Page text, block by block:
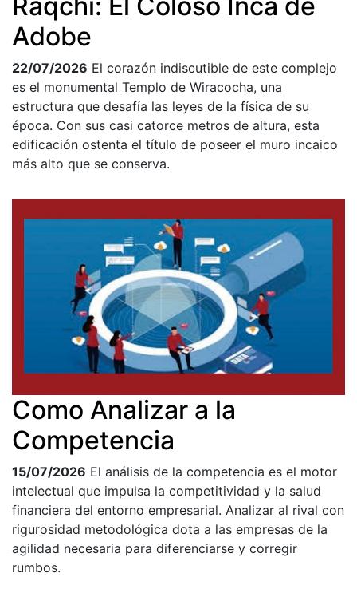
Adobe
22/07/2026 El corazón indiscutible de este complejo
es el monumental Templo de Wiracocha, una
estructura que desafía las leyes de la física de su
época. Con sus casi catorce metros de altura, esta
edificación ostenta el título de poseer el muro incaico
más alto que se conserva.
Como Analizar a la
Competencia
15/07/2026 El análisis de la competencia es el motor
intelectual que impulsa la competitividad y la salud
financiera del entorno empresarial. Analizar al rival con
rigurosidad metodológica dota a las empresas de la
agilidad necesaria para diferenciarse y corregir
rumbos.